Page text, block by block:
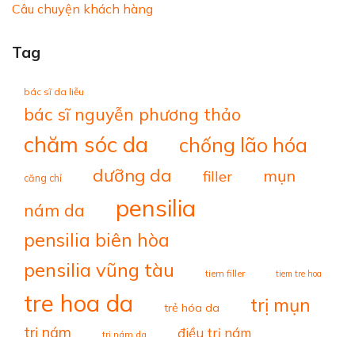
Câu chuyện khách hàng
Tag
bác sĩ da liễu
bác sĩ nguyễn phương thảo
chăm sóc da chống lão hóa
căng chỉ dưỡng da filler mụn
nám da pensilia
pensilia biên hòa
pensilia vũng tàu tiem filler tiem tre hoa
tre hoa da trẻ hóa da trị mụn
trị nám điều trị nám